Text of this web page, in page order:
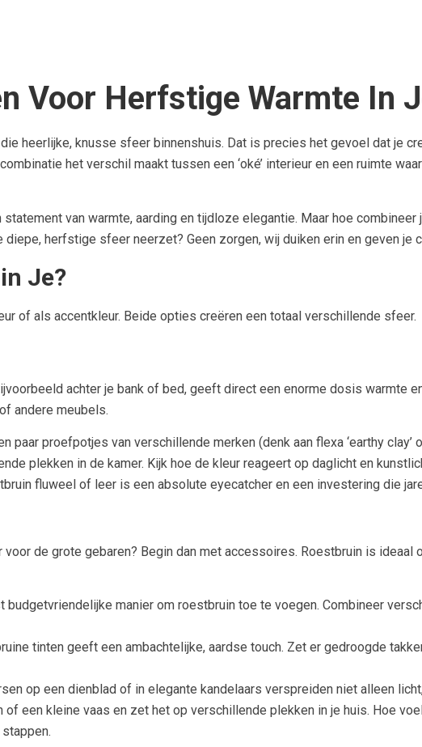
Voor Herfstige Warmte In
heerlijke, knusse sfeer binnenshuis. Dat is precies het gevoel dat je
het verschil maakt tussen een ‘oké’ interieur en een ruimte
van warmte, aarding en tijdloze elegantie. Maar hoe
herfstige sfeer neerzet? Geen zorgen, wij duiken erin en geven je
Je?
of als accentkleur. Beide opties creëren een totaal verschillende sfeer.
achter je bank of bed, geeft direct een enorme dosis warmte
andere meubels.
proefpotjes van verschillende merken (denk aan flexa ‘earthy clay’
plekken in de kamer. Kijk hoe de kleur reageert op daglicht en
fluweel of leer is een absolute eyecatcher en een investering die
de grote gebaren? Begin dan met accessoires. Roestbruin is ideaal
manier om roestbruin toe te voegen. Combineer
tinten geeft een ambachtelijke, aardse touch. Zet er gedroogde
op een dienblad of in elegante kandelaars verspreiden niet alleen
een kleine vaas en zet het op verschillende plekken in je huis. Hoe